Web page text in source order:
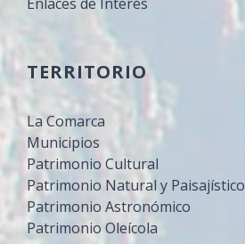
Enlaces de Interés
TERRITORIO
La Comarca
Municipios
Patrimonio Cultural
Patrimonio Natural y Paisajístico
Patrimonio Astronómico
Patrimonio Oleícola